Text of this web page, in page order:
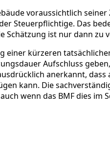
voraussichtlich
Steuerpflichtige. Das
ist nur dann
einer kürzeren
Aufschluss
anerkannt,
kann. Die
wenn das BMF dies im